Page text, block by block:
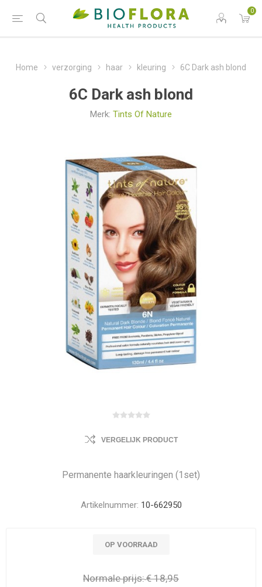
0
Home verzorging haar kleuring 6C Dark ash blond
6C Dark ash blond
Merk: Tints Of Nature
VERGELIJK PRODUCT
Permanente haarkleuringen (1set)
Artikelnummer: 10-662950
OP VOORRAAD
Normale prijs:€ 18,95